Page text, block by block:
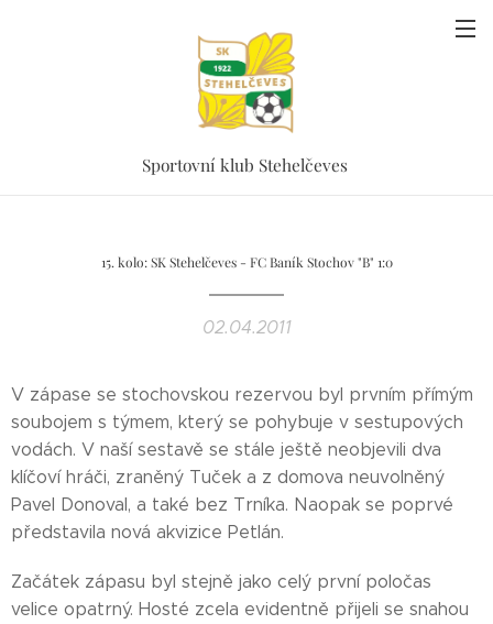
Sportovní klub Stehelčeves
15. kolo: SK Stehelčeves - FC Baník Stochov "B" 1:0
02.04.2011
V zápase se stochovskou rezervou byl prvním přímým
soubojem s týmem, který se pohybuje v sestupových
vodách. V naší sestavě se stále ještě neobjevili dva
klíčoví hráči, zraněný Tuček a z domova neuvolněný
Pavel Donoval, a také bez Trníka. Naopak se poprvé
představila nová akvizice Petlán.
Začátek zápasu byl stejně jako celý první poločas
velice opatrný. Hosté zcela evidentně přijeli se snahou